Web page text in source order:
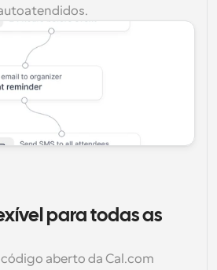
para todas as
aberto da Cal.com